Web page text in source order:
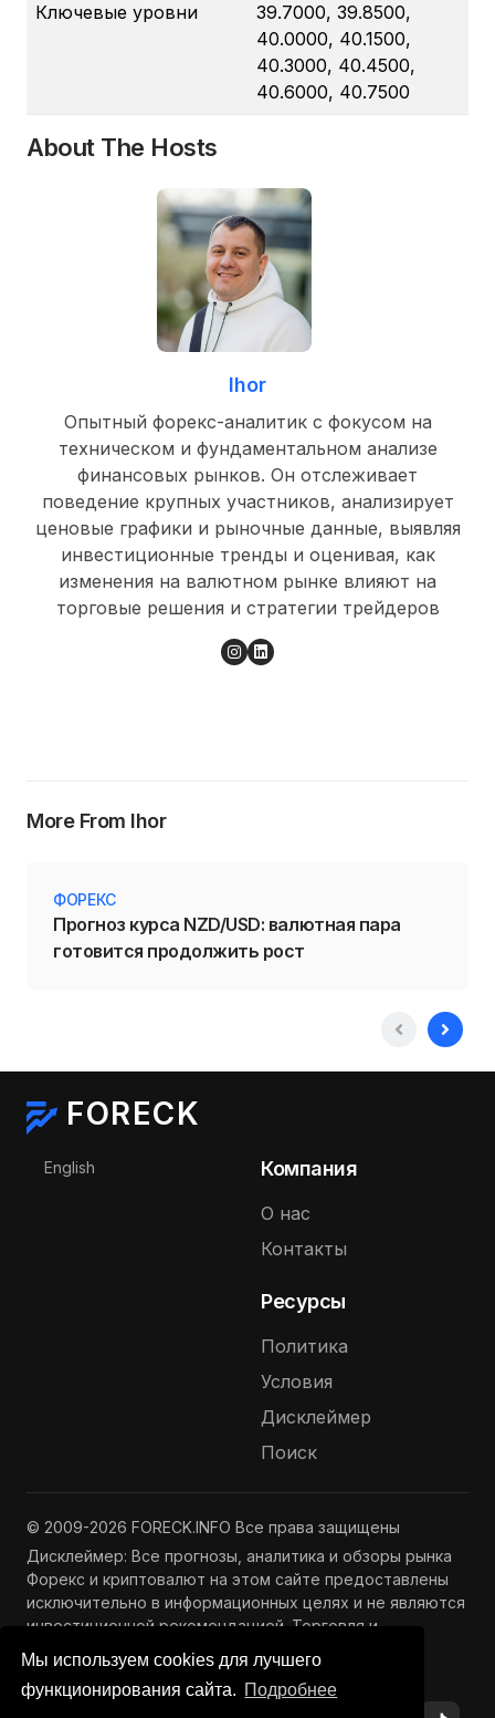
Мы используем cookies для лучшего
функционирования сайта. Подробнее
Ключевые уровни
39.7000, 39.8500,
40.0000, 40.1500,
40.3000, 40.4500,
40.6000, 40.7500
About The Hosts
Ihor
Опытный форекс-аналитик с фокусом на
техническом и фундаментальном анализе
финансовых рынков. Он отслеживает
поведение крупных участников, анализирует
ценовые графики и рыночные данные, выявляя
инвестиционные тренды и оценивая, как
изменения на валютном рынке влияют на
торговые решения и стратегии трейдеров
More From Ihor
ФОРЕКС
Прогноз курса NZD/USD: валютная пара
готовится продолжить рост
FORECK
Выберите язык
English Компания
О нас
Контакты
Ресурсы
Политика
Условия
Дисклеймер
Поиск
© 2009-2026 FORECK.INFO Все права защищены
Дисклеймер: Все прогнозы, аналитика и обзоры рынка
Форекс и криптовалют на этом сайте предоставлены
исключительно в информационных целях и не являются
инвестиционной рекомендацией. Торговля и
инвестиции связаны с риском потери капитала.
Подробнее —Полный дисклеймер